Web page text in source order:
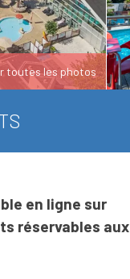
toutes les photos
en ligne sur
réservables aux